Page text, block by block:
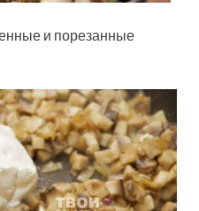
и порезанные